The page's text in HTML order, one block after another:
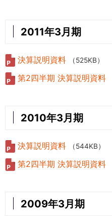
2011年3月期
決算説明資料 （525KB）
第2四半期 決算説明資料
2010年3月期
決算説明資料 （544KB）
第2四半期 決算説明資料
2009年3月期